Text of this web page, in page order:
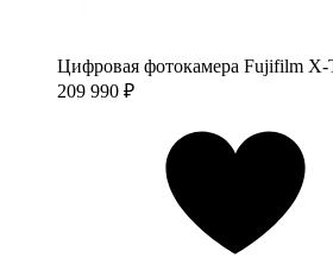
Цифровая фотокамера Fujifilm
209 990 ₽